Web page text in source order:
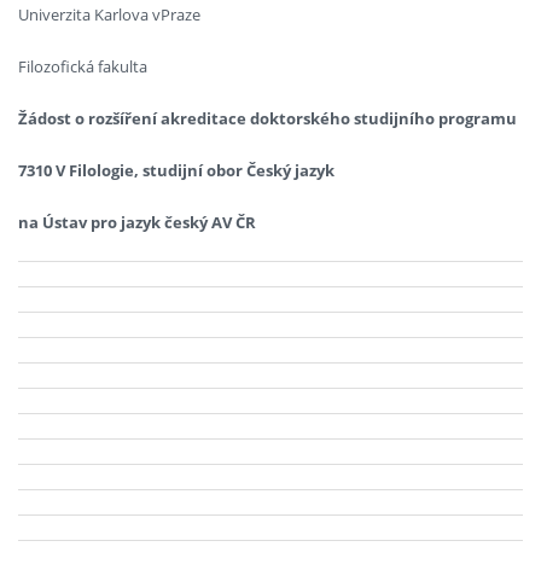
Univerzita Karlova vPraze
Filozofická fakulta
Žádost o rozšíření akreditace doktorského studijního programu
7310 V Filologie, studijní obor Český jazyk
na Ústav pro jazyk český AV ČR